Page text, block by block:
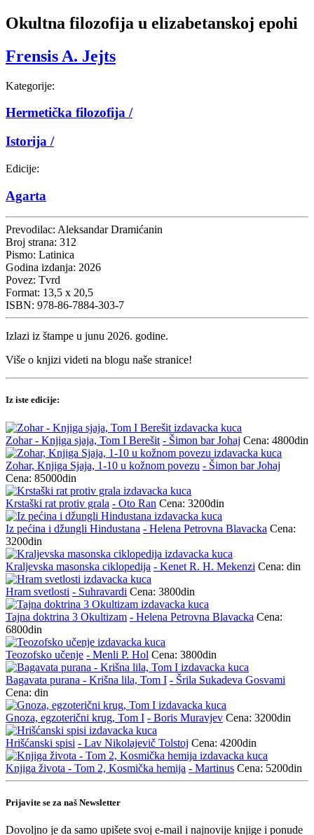
Okultna filozofija u elizabetanskoj epohi
Frensis A. Jejts
Kategorije:
Hermetička filozofija /
Istorija /
Edicije:
Agarta
Prevodilac: Aleksandar Dramićanin
Broj strana: 312
Pismo: Latinica
Godina izdanja: 2026
Povez: Tvrd
Format: 13,5 x 20,5
ISBN: 978-86-7884-303-7
Izlazi iz štampe u junu 2026. godine.
Više o knjizi videti na blogu naše stranice!
Iz iste edicije:
Zohar - Knjiga sjaja, Tom I Berešit - Šimon bar Johaj Cena: 4800din
Zohar, Knjiga Sjaja, 1-10 u kožnom povezu - Šimon bar Johaj
Cena: 85000din
Krstaški rat protiv grala - Oto Ran Cena: 3200din
Iz pećina i džungli Hindustana - Helena Petrovna Blavacka Cena:
3200din
Kraljevska masonska ciklopedija - Kenet R. H. Mekenzi Cena: din
Hram svetlosti - Suhravardi Cena: 3800din
Tajna doktrina 3 Okultizam - Helena Petrovna Blavacka Cena:
6800din
Teozofsko učenje - Menli P. Hol Cena: 3800din
Bagavata purana - Krišna lila, Tom I - Šrila Sukadeva Gosvami
Cena: din
Gnoza, egzoterični krug, Tom I - Boris Muravjev Cena: 3200din
Hrišćanski spisi - Lav Nikolajevič Tolstoj Cena: 4200din
Knjiga života - Tom 2, Kosmička hemija - Martinus Cena: 5200din
Prijavite se za naš Newsletter
Dovoljno je da samo upišete svoj e-mail i najnovije knjige i ponude